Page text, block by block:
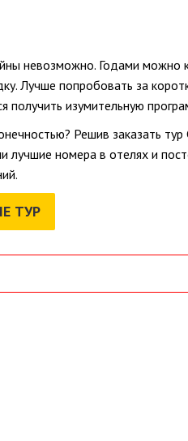
невозможно. Годами
Лучше попробовать за
получить изумительную
Решив заказать
лучшие номера в отелях и
ТУР